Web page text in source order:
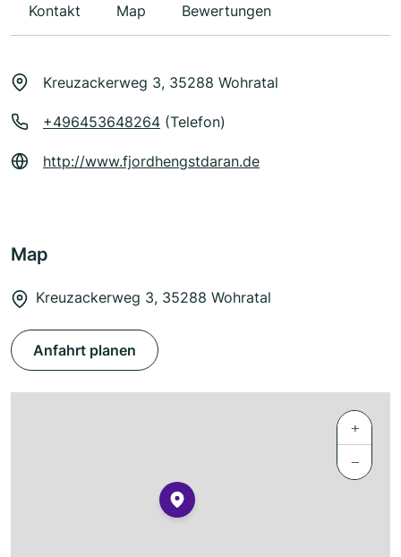
Kontakt Map Bewertungen
Kreuzackerweg 3, 35288 Wohratal
+496453648264 (Telefon)
http://www.fjordhengstdaran.de
Map
Kreuzackerweg 3, 35288 Wohratal
Anfahrt planen
+
−